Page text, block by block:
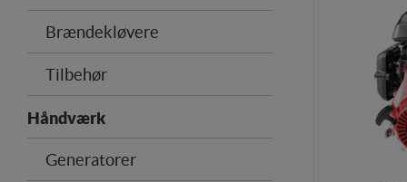
Brændekløvere
Tilbehør
Håndværk
Generatorer